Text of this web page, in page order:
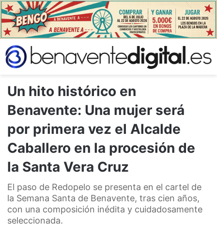
Un hito histórico en
Benavente: Una mujer será
por primera vez el Alcalde
Caballero en la procesión de
la Santa Vera Cruz
El paso de Redopelo se presenta en el cartel de
la Semana Santa de Benavente, tras cien años,
con una composición inédita y cuidadosamente
seleccionada.